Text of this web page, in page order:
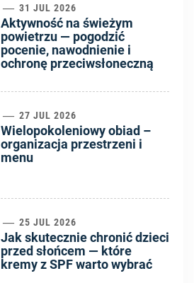
31 JUL 2026
Aktywność na świeżym
powietrzu — pogodzić
pocenie, nawodnienie i
ochronę przeciwsłoneczną
27 JUL 2026
Wielopokoleniowy obiad –
organizacja przestrzeni i
menu
25 JUL 2026
Jak skutecznie chronić dzieci
przed słońcem — które
kremy z SPF warto wybrać